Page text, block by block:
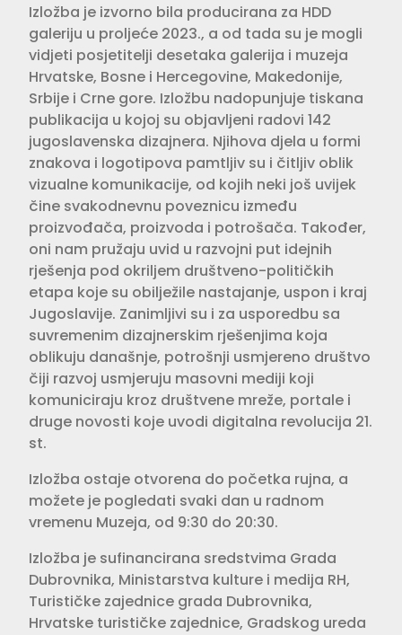
Izložba je izvorno bila producirana za HDD
galeriju u proljeće 2023., a od tada su je mogli
vidjeti posjetitelji desetaka galerija i muzeja
Hrvatske, Bosne i Hercegovine, Makedonije,
Srbije i Crne gore. Izložbu nadopunjuje tiskana
publikacija u kojoj su objavljeni radovi 142
jugoslavenska dizajnera. Njihova djela u formi
znakova i logotipova pamtljiv su i čitljiv oblik
vizualne komunikacije, od kojih neki još uvijek
čine svakodnevnu poveznicu između
proizvođača, proizvoda i potrošača. Također,
oni nam pružaju uvid u razvojni put idejnih
rješenja pod okriljem društveno-političkih
etapa koje su obilježile nastajanje, uspon i kraj
Jugoslavije. Zanimljivi su i za usporedbu sa
suvremenim dizajnerskim rješenjima koja
oblikuju današnje, potrošnji usmjereno društvo
čiji razvoj usmjeruju masovni mediji koji
komuniciraju kroz društvene mreže, portale i
druge novosti koje uvodi digitalna revolucija 21.
st.
Izložba ostaje otvorena do početka rujna, a
možete je pogledati svaki dan u radnom
vremenu Muzeja, od 9:30 do 20:30.
Izložba je sufinancirana sredstvima Grada
Dubrovnika, Ministarstva kulture i medija RH,
Turističke zajednice grada Dubrovnika,
Hrvatske turističke zajednice, Gradskog ureda